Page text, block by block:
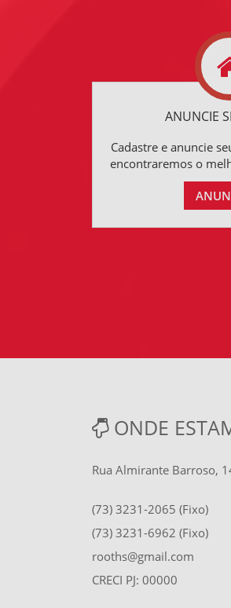
ANUNCIE
Cadastre e anuncie
encontraremos o
ONDE
Rua Almirante Barroso,
(73) 3231-2065 (Fixo)
(73) 3231-6962 (Fixo)
rooths@gmail.com
CRECI PJ: 00000